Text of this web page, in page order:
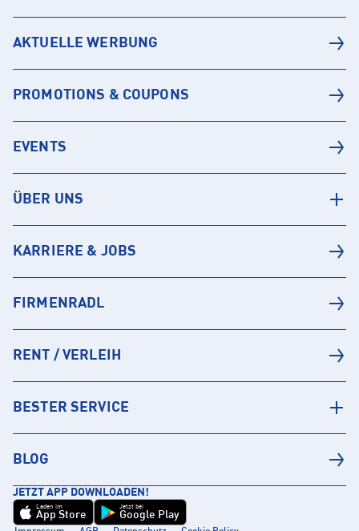
AKTUELLE WERBUNG
PROMOTIONS & COUPONS
EVENTS
ÜBER UNS
KARRIERE & JOBS
FIRMENRADL
RENT / VERLEIH
BESTER SERVICE
BLOG
JETZT APP DOWNLOADEN!
Laden im
App Store
Jetzt bei
Google Play